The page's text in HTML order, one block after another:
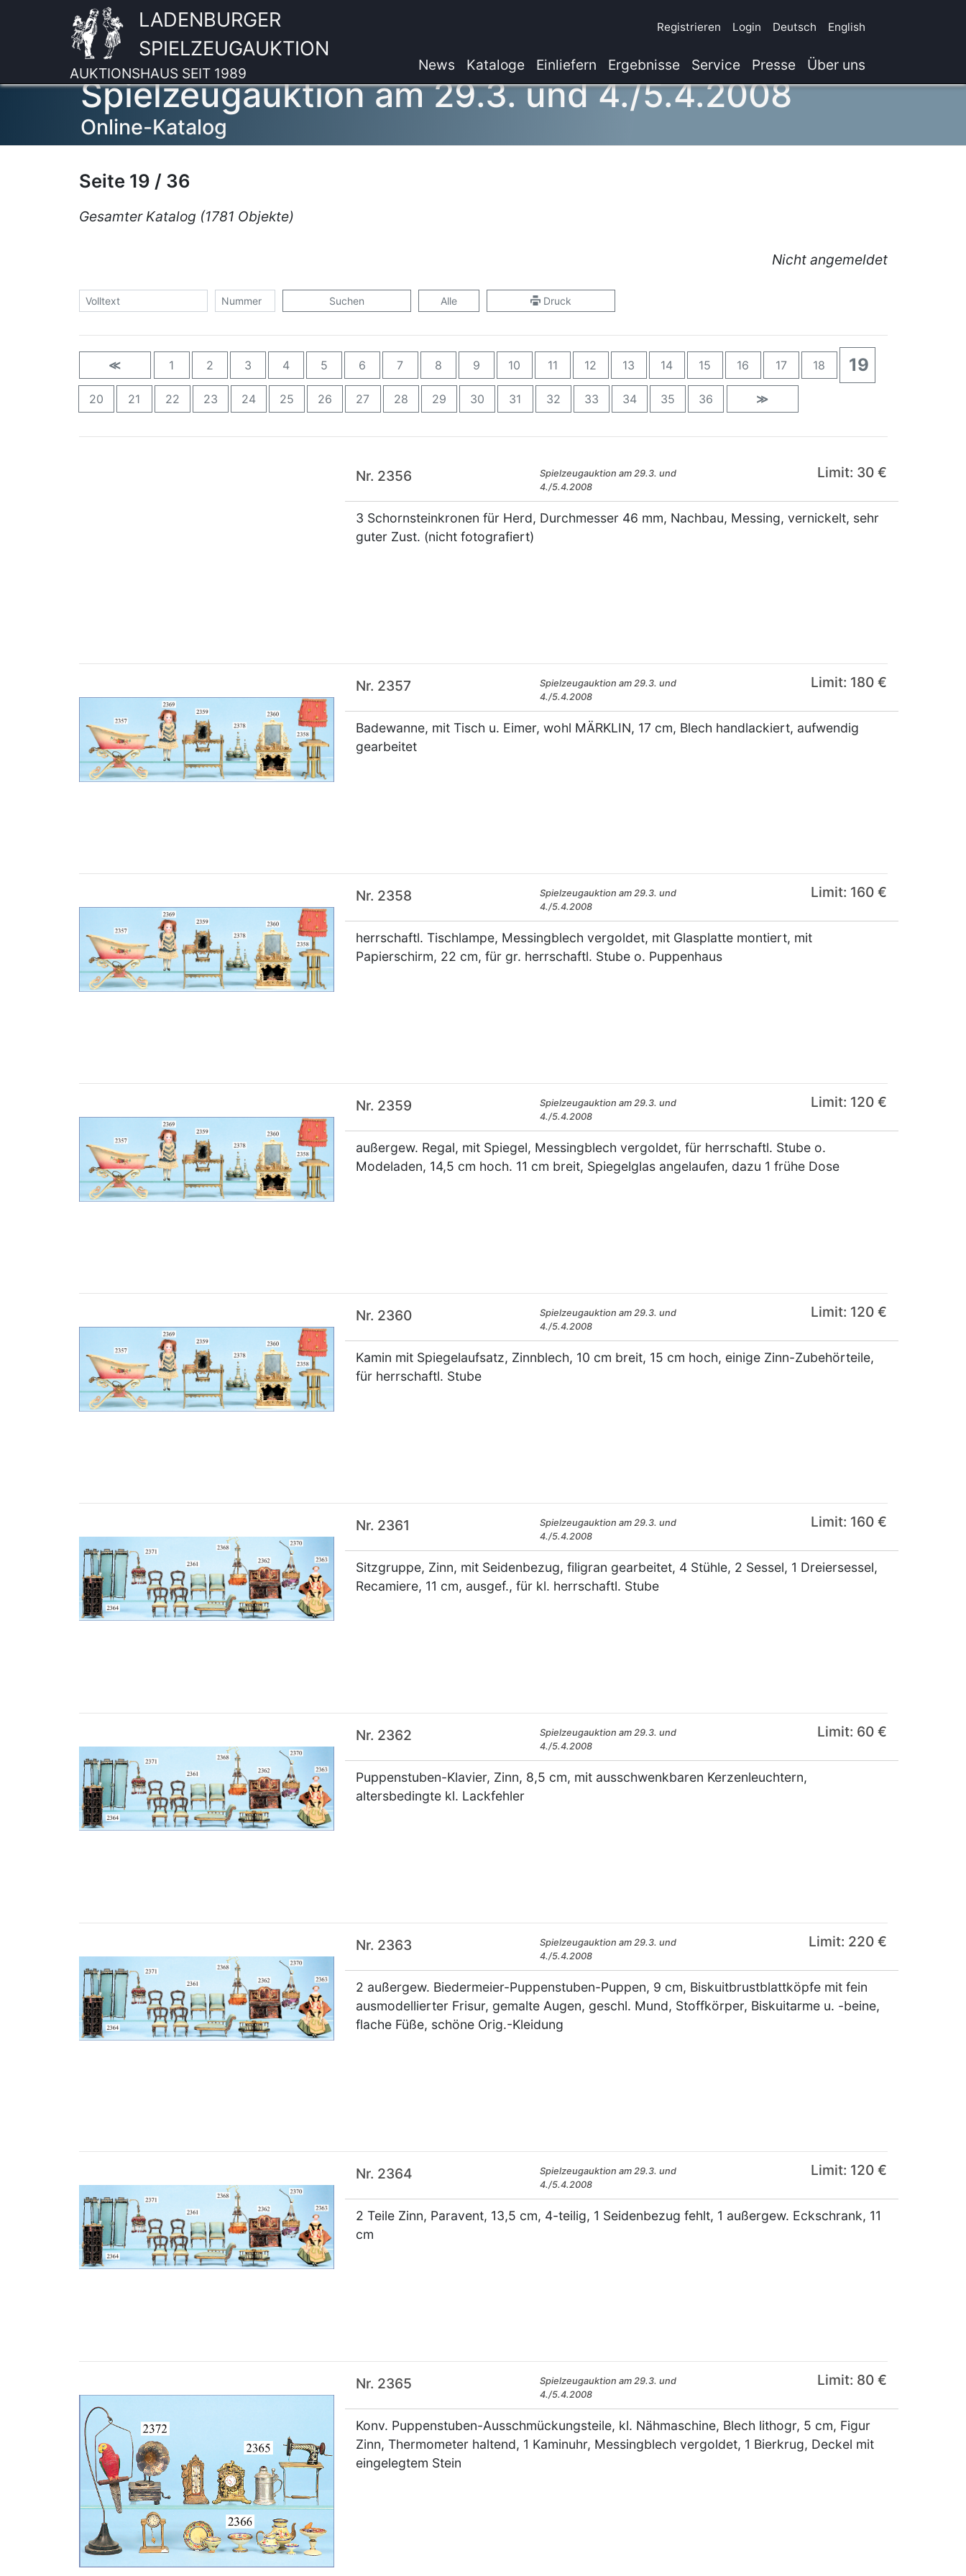
LADENBURGER
SPIELZEUGAUKTION
AUKTIONSHAUS SEIT 1989
Registrieren Login Deutsch English
News Kataloge Einliefern Ergebnisse Service Presse Über uns
Spielzeugauktion am 29.3. und 4./5.4.2008
Online-Katalog
Seite 19 / 36
Gesamter Katalog (1781 Objekte)
Nicht angemeldet
Suchen Alle Druck
≪ 1 2 3 4 5 6 7 8 9 10 11 12 13 14 15 16 17 18 19
20 21 22 23 24 25 26 27 28 29 30 31 32 33 34 35 36 ≫
Nr. 2356
Spielzeugauktion am 29.3. und
4./5.4.2008
Limit: 30 €
3 Schornsteinkronen für Herd, Durchmesser 46 mm, Nachbau, Messing, vernickelt, sehr
guter Zust. (nicht fotografiert)
Nr. 2357
Spielzeugauktion am 29.3. und
4./5.4.2008
Limit: 180 €
Badewanne, mit Tisch u. Eimer, wohl MÄRKLIN, 17 cm, Blech handlackiert, aufwendig
gearbeitet
Nr. 2358
Spielzeugauktion am 29.3. und
4./5.4.2008
Limit: 160 €
herrschaftl. Tischlampe, Messingblech vergoldet, mit Glasplatte montiert, mit
Papierschirm, 22 cm, für gr. herrschaftl. Stube o. Puppenhaus
Nr. 2359
Spielzeugauktion am 29.3. und
4./5.4.2008
Limit: 120 €
außergew. Regal, mit Spiegel, Messingblech vergoldet, für herrschaftl. Stube o.
Modeladen, 14,5 cm hoch. 11 cm breit, Spiegelglas angelaufen, dazu 1 frühe Dose
Nr. 2360
Spielzeugauktion am 29.3. und
4./5.4.2008
Limit: 120 €
Kamin mit Spiegelaufsatz, Zinnblech, 10 cm breit, 15 cm hoch, einige Zinn-Zubehörteile,
für herrschaftl. Stube
Nr. 2361
Spielzeugauktion am 29.3. und
4./5.4.2008
Limit: 160 €
Sitzgruppe, Zinn, mit Seidenbezug, filigran gearbeitet, 4 Stühle, 2 Sessel, 1 Dreiersessel,
Recamiere, 11 cm, ausgef., für kl. herrschaftl. Stube
Nr. 2362
Spielzeugauktion am 29.3. und
4./5.4.2008
Limit: 60 €
Puppenstuben-Klavier, Zinn, 8,5 cm, mit ausschwenkbaren Kerzenleuchtern,
altersbedingte kl. Lackfehler
Nr. 2363
Spielzeugauktion am 29.3. und
4./5.4.2008
Limit: 220 €
2 außergew. Biedermeier-Puppenstuben-Puppen, 9 cm, Biskuitbrustblattköpfe mit fein
ausmodellierter Frisur, gemalte Augen, geschl. Mund, Stoffkörper, Biskuitarme u. -beine,
flache Füße, schöne Orig.-Kleidung
Nr. 2364
Spielzeugauktion am 29.3. und
4./5.4.2008
Limit: 120 €
2 Teile Zinn, Paravent, 13,5 cm, 4-teilig, 1 Seidenbezug fehlt, 1 außergew. Eckschrank, 11
cm
Nr. 2365
Spielzeugauktion am 29.3. und
4./5.4.2008
Limit: 80 €
Konv. Puppenstuben-Ausschmückungsteile, kl. Nähmaschine, Blech lithogr, 5 cm, Figur
Zinn, Thermometer haltend, 1 Kaminuhr, Messingblech vergoldet, 1 Bierkrug, Deckel mit
eingelegtem Stein